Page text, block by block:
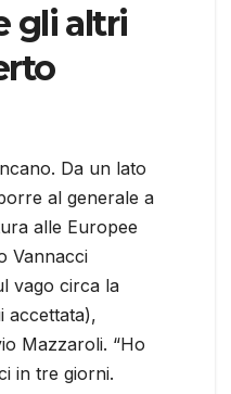
gli altri
Da un lato
al generale a
alle Europee
Vannacci
vago circa la
accettata),
Mazzaroli. “Ho
in tre giorni.